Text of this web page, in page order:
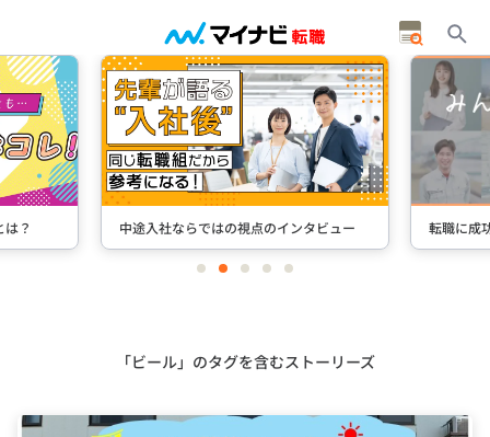
？ 中途入社ならではの視点のインタビュー 転職に成
itemitemitemitemitem
「ビール」のタグを含むストーリーズ